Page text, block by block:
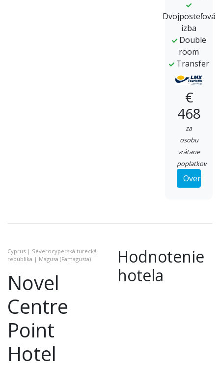
Dvojposteľová
izba
Double
room
Transfer
€
468
za
osobu
vrátane
poplatkov
Overiť
Cyprus | Severocyperská turecká
republika | Magusa (Famagusta)
Novel
Centre
Point
Hotel
Hodnotenie
hotela